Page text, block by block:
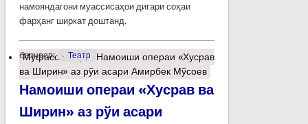
намояндагони муассисаҳои дигари соҳаи
фарҳанг ширкат доштанд.
барчасп: Театр
Муфассалтаро Намоиши операи «Хусрав
ва Ширин» аз рўи асари Амирбек Мўсоев
Намоиши операи «Хусрав ва
Ширин» аз рўи асари